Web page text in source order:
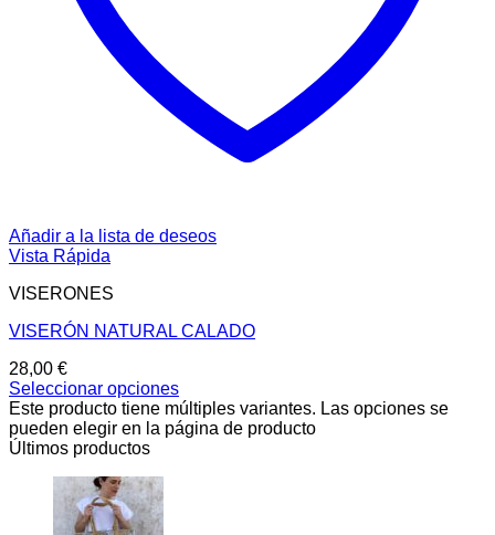
Añadir a la lista de deseos
Vista Rápida
VISERONES
VISERÓN NATURAL CALADO
28,00 €
Seleccionar opciones
Este producto tiene múltiples variantes. Las opciones se
pueden elegir en la página de producto
Últimos productos